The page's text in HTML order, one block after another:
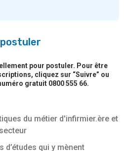
du métier d'infirmier.ère et
qui y mènent
pour postuler. Pour être
cliquez sur “Suivre” ou
gratuit 0800 555 66.